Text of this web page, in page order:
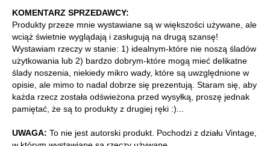
KOMENTARZ SPRZEDAWCY:
Produkty przeze mnie wystawiane są w większości używane, ale
wciąż świetnie wyglądają i zasługują na drugą szansę!
Wystawiam rzeczy w stanie: 1) idealnym-które nie noszą śladów
użytkowania lub 2) bardzo dobrym-które mogą mieć delikatne
ślady noszenia, niekiedy mikro wady, które są uwzględnione w
opisie, ale mimo to nadal dobrze się prezentują. Staram się, aby
każda rzecz została odświeżona przed wysyłką, proszę jednak
pamiętać, że są to produkty z drugiej ręki :)...
UWAGA: To nie jest autorski produkt. Pochodzi z działu Vintage,